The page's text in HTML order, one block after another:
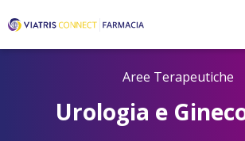
Aree Terapeutiche
Urologia e